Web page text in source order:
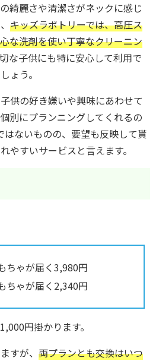
綺麗さや清潔さがネックに感じ
キッズラボトリーでは、高圧ス
な洗剤を使い丁寧なクリーニン
な子供にも特に安心して利用で
ょう。
供の好き嫌いや興味にあわせて
別にプランニングしてくれるの
はないものの、要望も反映して貰
やすいサービスと言えます。
ちゃが届く3,980円
ちゃが届く2,340円
円掛かります。
すが、 両プランとも交換はいつ